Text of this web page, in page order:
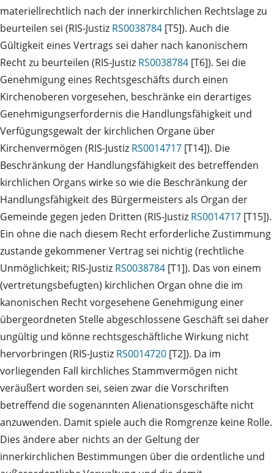
materiellrechtlich nach der innerkirchlichen Rechtslage zu
beurteilen sei (RIS-Justiz RS0038784 [T5]). Auch die
Gültigkeit eines Vertrags sei daher nach kanonischem
Recht zu beurteilen (RIS-Justiz RS0038784 [T6]). Sei die
Genehmigung eines Rechtsgeschäfts durch einen
Kirchenoberen vorgesehen, beschränke ein derartiges
Genehmigungserfordernis die Handlungsfähigkeit und
Verfügungsgewalt der kirchlichen Organe über
Kirchenvermögen (RIS-Justiz RS0014717 [T14]). Die
Beschränkung der Handlungsfähigkeit des betreffenden
kirchlichen Organs wirke so wie die Beschränkung der
Handlungsfähigkeit des Bürgermeisters als Organ der
Gemeinde gegen jeden Dritten (RIS-Justiz RS0014717 [T15]).
Ein ohne die nach diesem Recht erforderliche Zustimmung
zustande gekommener Vertrag sei nichtig (rechtliche
Unmöglichkeit; RIS-Justiz RS0038784 [T1]). Das von einem
(vertretungsbefugten) kirchlichen Organ ohne die im
kanonischen Recht vorgesehene Genehmigung einer
übergeordneten Stelle abgeschlossene Geschäft sei daher
ungültig und könne rechtsgeschäftliche Wirkung nicht
hervorbringen (RIS-Justiz RS0014720 [T2]). Da im
vorliegenden Fall kirchliches Stammvermögen nicht
veräußert worden sei, seien zwar die Vorschriften
betreffend die sogenannten Alienationsgeschäfte nicht
anzuwenden. Damit spiele auch die Romgrenze keine Rolle.
Dies ändere aber nichts an der Geltung der
innerkirchlichen Bestimmungen über die ordentliche und